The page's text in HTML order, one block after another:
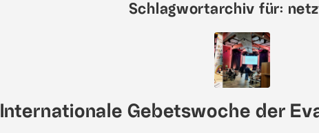
Schlagwortarchiv für:
Internationale Gebetswoche der